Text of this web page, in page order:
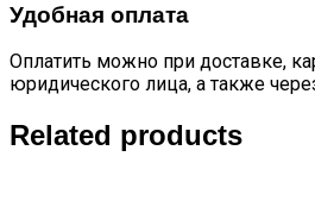
Удобная оплата
Оплатить можно при доставке,
юридического лица, а также
Related products